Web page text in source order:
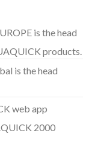
is the head
products.
is the head
web app
2000